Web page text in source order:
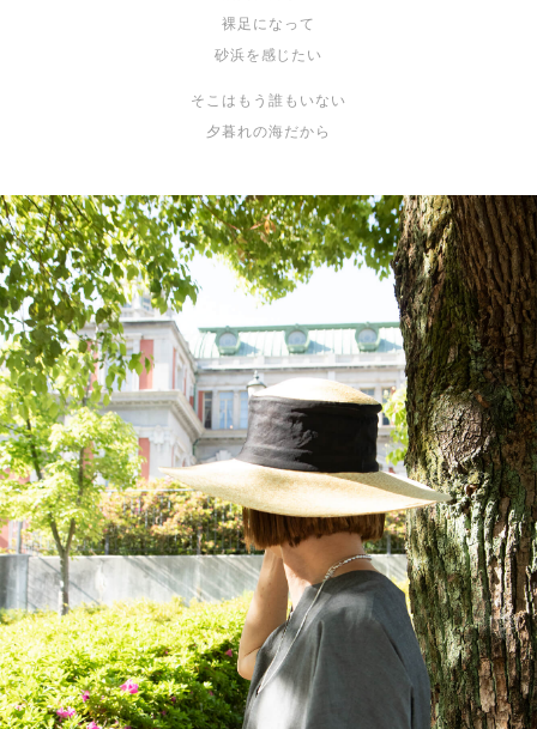
裸足になって
砂浜を感じたい
そこはもう誰もいない
夕暮れの海だから